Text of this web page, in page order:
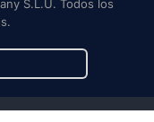
S.L.U. Todos los